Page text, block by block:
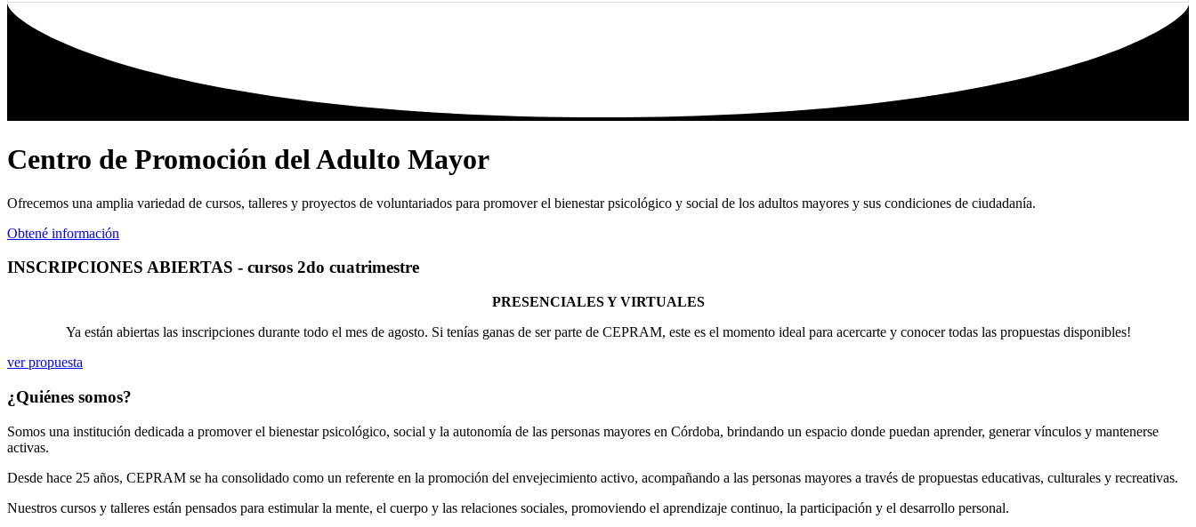
Centro de Promoción del Adulto Mayor
Ofrecemos una amplia variedad de cursos, talleres y proyectos de voluntariados para promover el bienestar psicológico y social de los adultos mayores y sus condiciones de ciudadanía.
Obtené información
INSCRIPCIONES ABIERTAS - cursos 2do cuatrimestre
PRESENCIALES Y VIRTUALES
Ya están abiertas las inscripciones durante todo el mes de agosto. Si tenías ganas de ser parte de CEPRAM, este es el momento ideal para acercarte y conocer todas las propuestas disponibles!
ver propuesta
¿Quiénes somos?
Somos una institución dedicada a promover el bienestar psicológico, social y la autonomía de las personas mayores en Córdoba, brindando un espacio donde puedan aprender, generar vínculos y mantenerse
activas.
Desde hace 25 años, CEPRAM se ha consolidado como un referente en la promoción del envejecimiento activo, acompañando a las personas mayores a través de propuestas educativas, culturales y recreativas.
Nuestros cursos y talleres están pensados para estimular la mente, el cuerpo y las relaciones sociales, promoviendo el aprendizaje continuo, la participación y el desarrollo personal.